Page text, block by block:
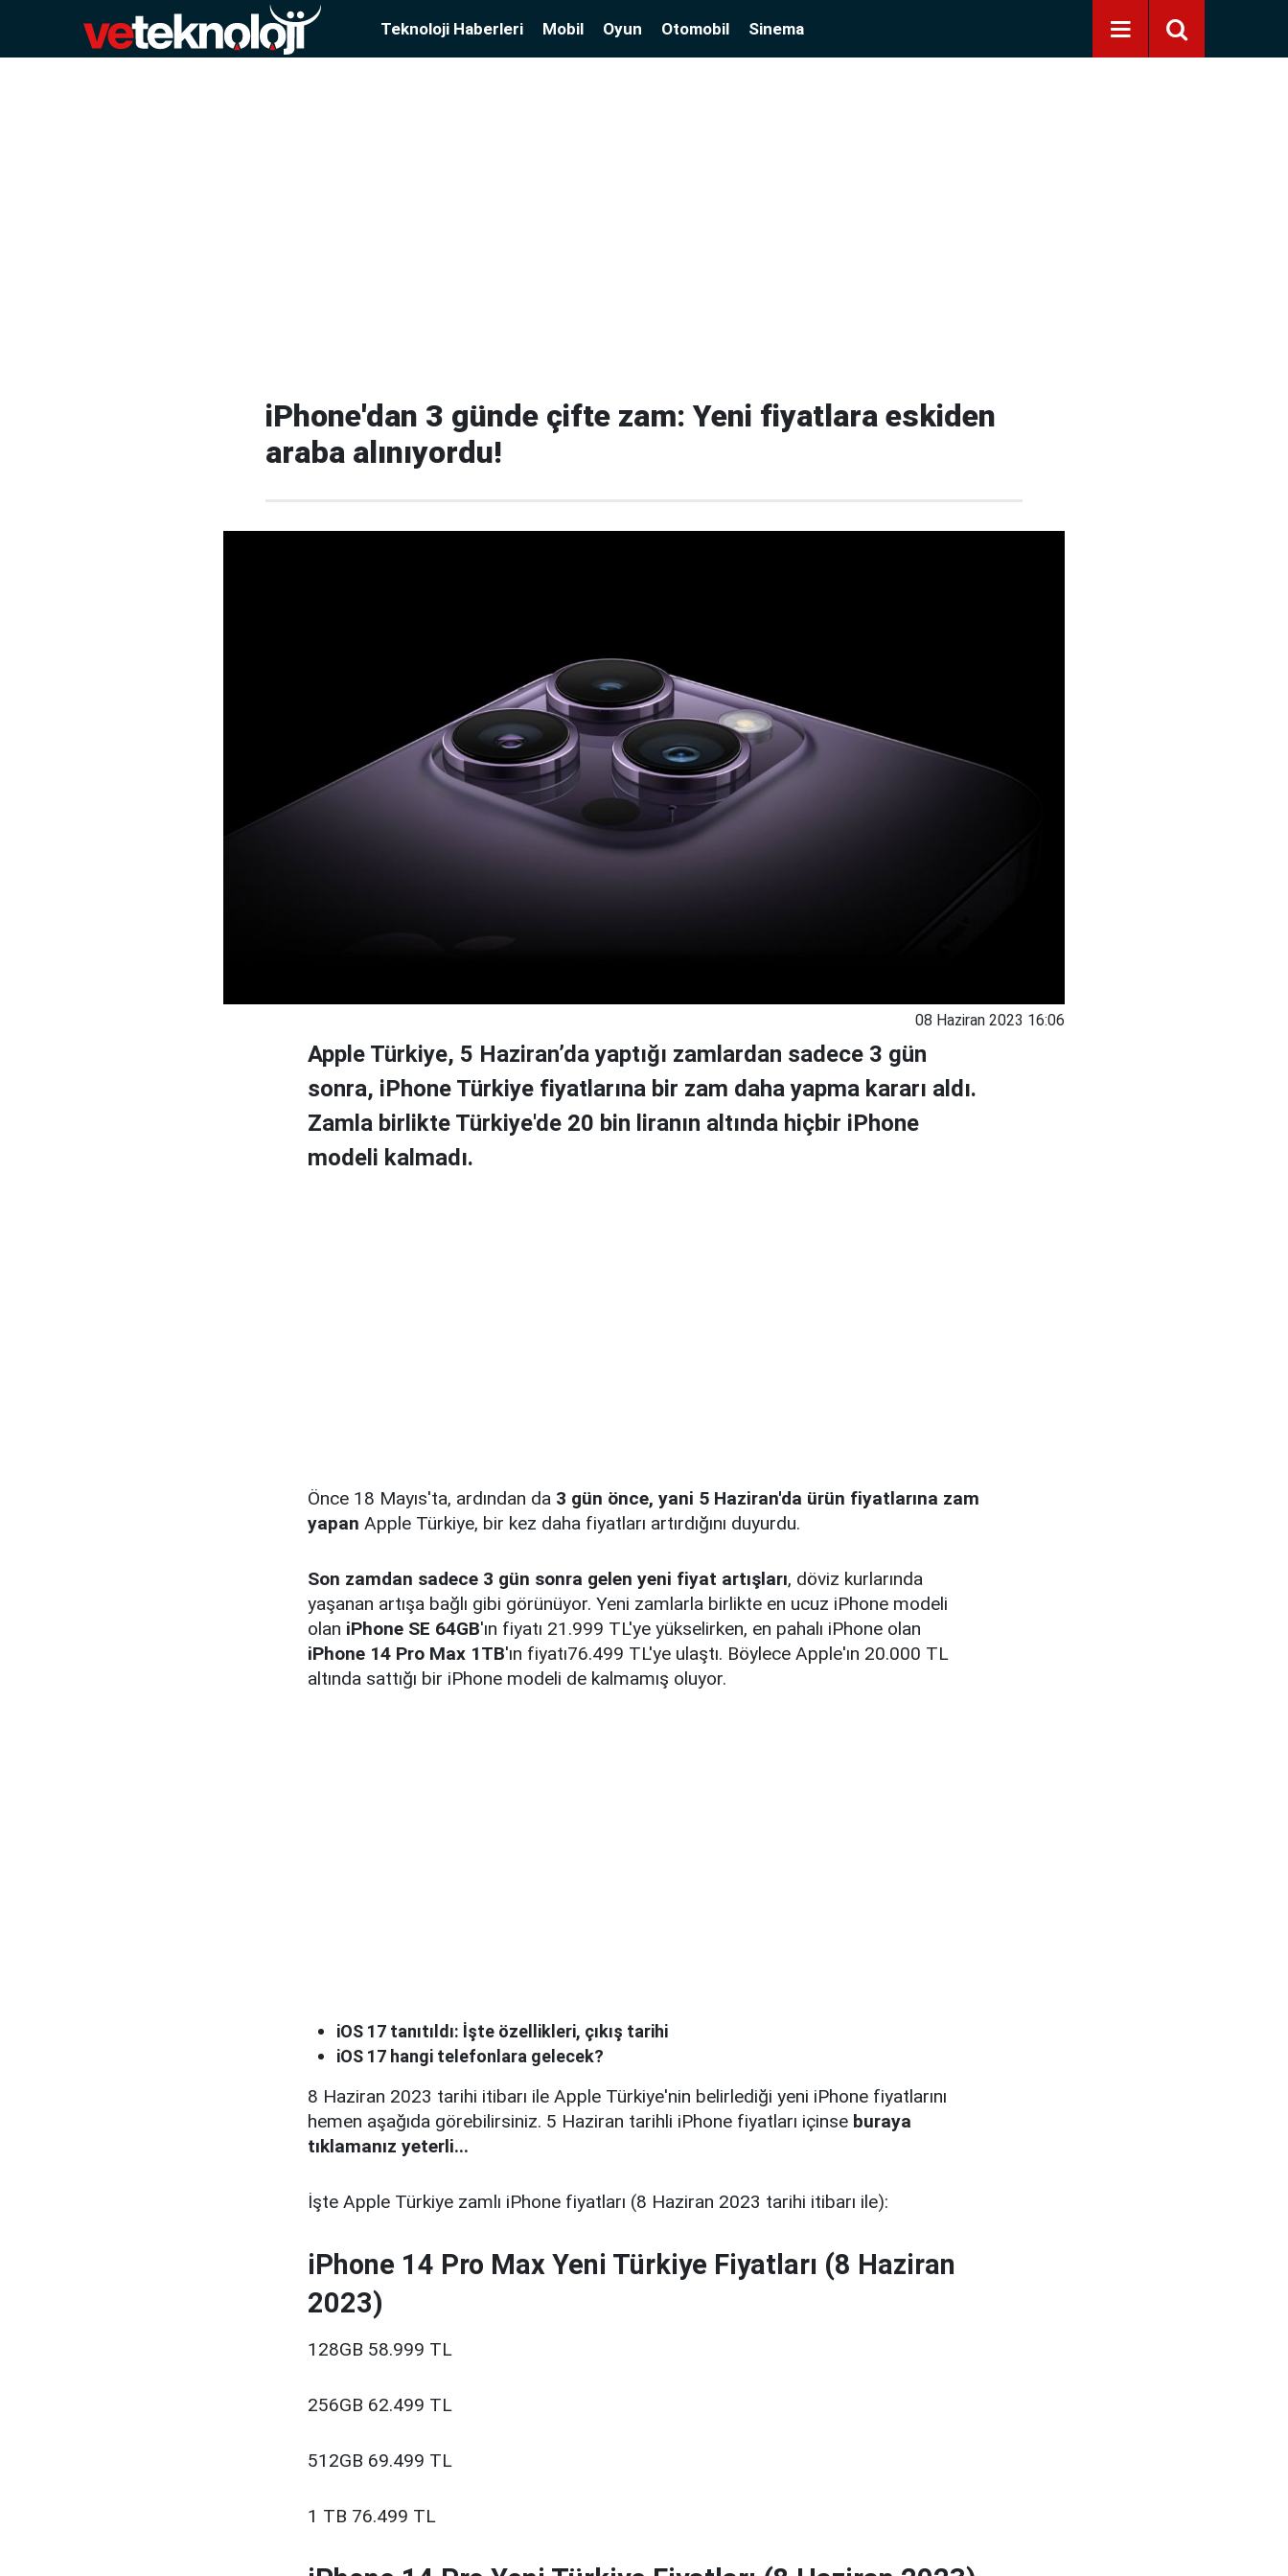
Teknoloji Haberleri Mobil Oyun Otomobil Sinema
iPhone'dan 3 günde çifte zam: Yeni fiyatlara eskiden
araba alınıyordu!
08 Haziran 2023 16:06
Apple Türkiye, 5 Haziran’da yaptığı zamlardan sadece 3 gün
sonra, iPhone Türkiye fiyatlarına bir zam daha yapma kararı aldı.
Zamla birlikte Türkiye'de 20 bin liranın altında hiçbir iPhone
modeli kalmadı.
Önce 18 Mayıs'ta, ardından da 3 gün önce, yani 5 Haziran'da ürün fiyatlarına zam
yapan Apple Türkiye, bir kez daha fiyatları artırdığını duyurdu.
Son zamdan sadece 3 gün sonra gelen yeni fiyat artışları, döviz kurlarında
yaşanan artışa bağlı gibi görünüyor. Yeni zamlarla birlikte en ucuz iPhone modeli
olan iPhone SE 64GB'ın fiyatı 21.999 TL'ye yükselirken, en pahalı iPhone olan
iPhone 14 Pro Max 1TB'ın fiyatı76.499 TL'ye ulaştı. Böylece Apple'ın 20.000 TL
altında sattığı bir iPhone modeli de kalmamış oluyor.
iOS 17 tanıtıldı: İşte özellikleri, çıkış tarihi
iOS 17 hangi telefonlara gelecek?
8 Haziran 2023 tarihi itibarı ile Apple Türkiye'nin belirlediği yeni iPhone fiyatlarını
hemen aşağıda görebilirsiniz. 5 Haziran tarihli iPhone fiyatları içinse buraya
tıklamanız yeterli...
İşte Apple Türkiye zamlı iPhone fiyatları (8 Haziran 2023 tarihi itibarı ile):
iPhone 14 Pro Max Yeni Türkiye Fiyatları (8 Haziran
2023)
128GB 58.999 TL
256GB 62.499 TL
512GB 69.499 TL
1 TB 76.499 TL